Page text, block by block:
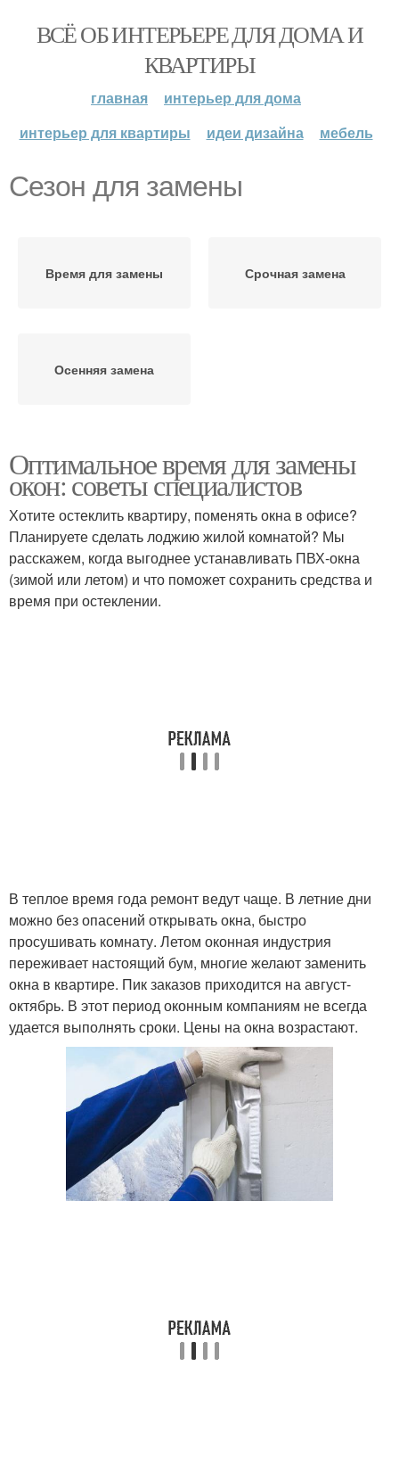
ВСЁ ОБ ИНТЕРЬЕРЕ ДЛЯ ДОМА И
КВАРТИРЫ
главная
интерьер для дома
интерьер для квартиры
идеи дизайна мебель
Сезон для замены
Время для замены Срочная замена
Осенняя замена
Оптимальное время для замены
окон: советы специалистов
Хотите остеклить квартиру, поменять окна в офисе?
Планируете сделать лоджию жилой комнатой? Мы
расскажем, когда выгоднее устанавливать ПВХ-окна
(зимой или летом) и что поможет сохранить средства и
время при остеклении.
В теплое время года ремонт ведут чаще. В летние дни
можно без опасений открывать окна, быстро
просушивать комнату. Летом оконная индустрия
переживает настоящий бум, многие желают заменить
окна в квартире. Пик заказов приходится на август-
октябрь. В этот период оконным компаниям не всегда
удается выполнять сроки. Цены на окна возрастают.